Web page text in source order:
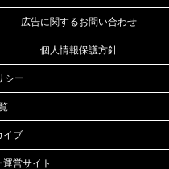
広告に関するお問い合わせ
個人情報保護方針
シー
イブ
営サイト